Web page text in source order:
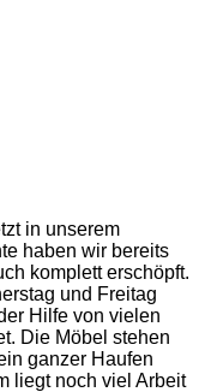
in unserem
haben wir bereits
komplett erschöpft.
und Freitag
Hilfe von vielen
Die Möbel stehen
ganzer Haufen
liegt noch viel Arbeit